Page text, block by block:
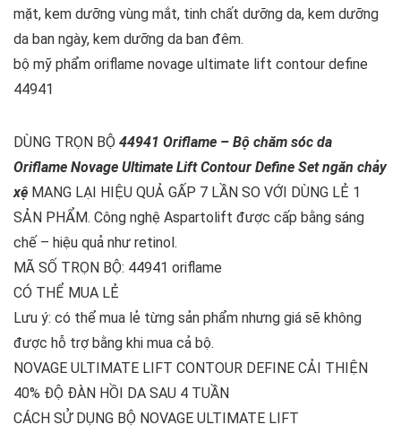
mặt, kem dưỡng vùng mắt, tinh chất dưỡng da, kem dưỡng
da ban ngày, kem dưỡng da ban đêm.
bộ mỹ phẩm oriflame novage ultimate lift contour define
44941
DÙNG TRỌN BỘ 44941 Oriflame – Bộ chăm sóc da
Oriflame Novage Ultimate Lift Contour Define Set ngăn chảy
xệ MANG LẠI HIỆU QUẢ GẤP 7 LẦN SO VỚI DÙNG LẺ 1
SẢN PHẨM. Công nghệ Aspartolift được cấp bằng sáng
chế – hiệu quả như retinol.
MÃ SỐ TRỌN BỘ: 44941 oriflame
CÓ THỂ MUA LẺ
Lưu ý: có thể mua lẻ từng sản phẩm nhưng giá sẽ không
được hỗ trợ bằng khi mua cả bộ.
NOVAGE ULTIMATE LIFT CONTOUR DEFINE CẢI THIỆN
40% ĐỘ ĐÀN HỒI DA SAU 4 TUẦN
CÁCH SỬ DỤNG BỘ NOVAGE ULTIMATE LIFT